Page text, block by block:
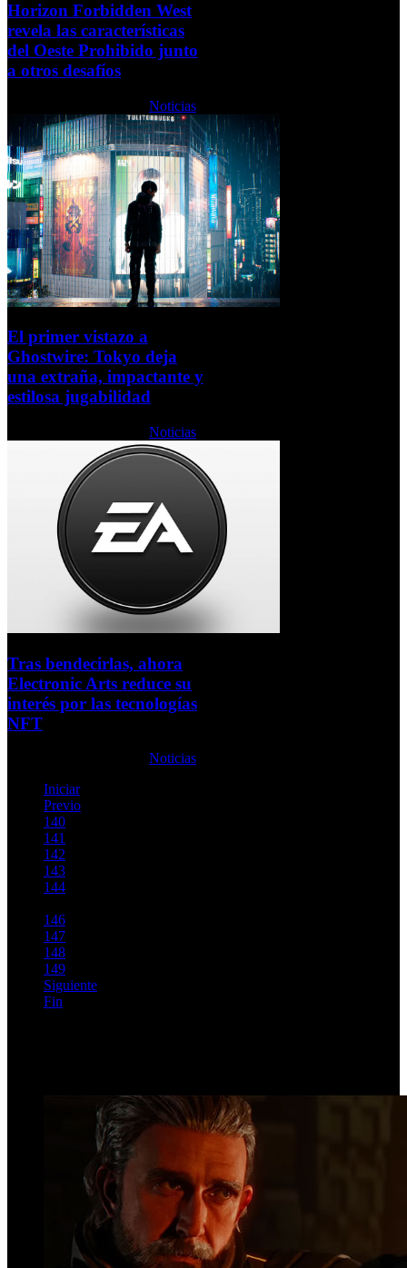
Horizon Forbidden West
revela las características
del Oeste Prohibido junto
a otros desafíos
Noticias
El primer vistazo a
Ghostwire: Tokyo deja
una extraña, impactante y
estilosa jugabilidad
Noticias
Tras bendecirlas, ahora
Electronic Arts reduce su
interés por las tecnologías
NFT
Noticias
Iniciar
Previo
140
141
142
143
144
146
147
148
149
Siguiente
Fin